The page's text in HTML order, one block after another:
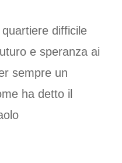
difficile
e speranza ai
sempre un
ha detto il